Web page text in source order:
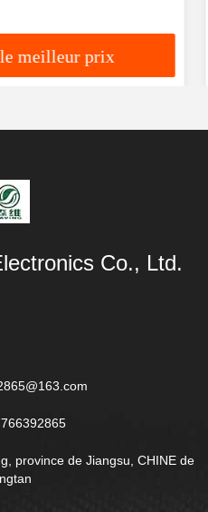
meilleur prix
Co., Ltd.
province de Jiangsu, CHINE de